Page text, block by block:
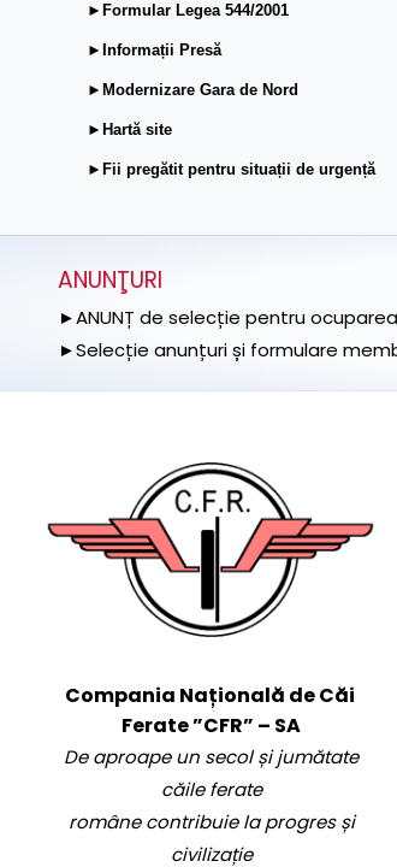
►Formular Legea 544/2001
►Informații Presă
►Modernizare Gara de Nord
►Hartă site
►Fii pregătit pentru situații de urgență
ANUNŢURI
►ANUNȚ de selecție pentru ocuparea
►Selecție anunțuri și formulare
Compania Națională de Căi
Ferate ”CFR” – SA
De aproape un secol și jumătate
căile ferate
române contribuie la progres și
civilizație